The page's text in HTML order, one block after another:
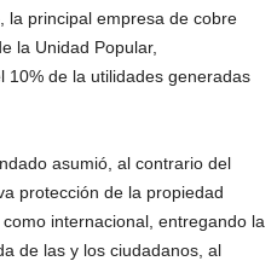
la principal empresa de cobre
la Unidad Popular,
10% de la utilidades generadas
asumió, al contrario del
protección de la propiedad
internacional, entregando la
de las y los ciudadanos, al